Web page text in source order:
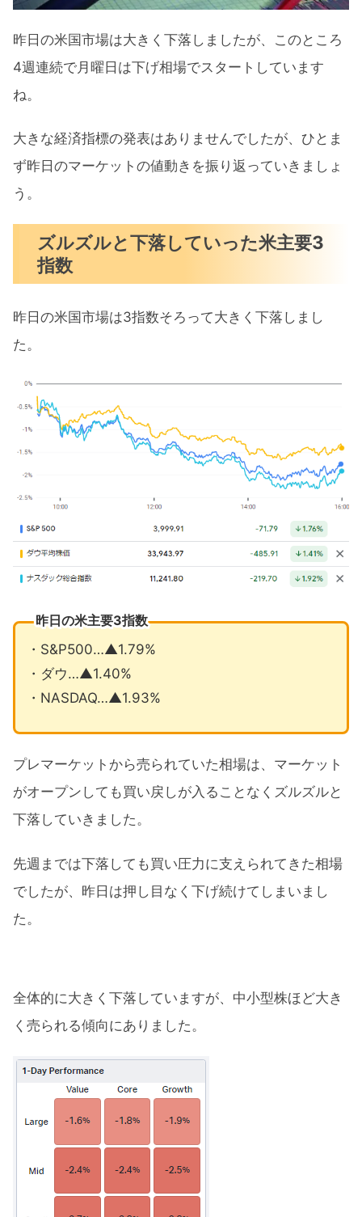
OPECプラス原油生産枠維持
今月の注目イベントについて
昨日の米国市場は大きく下落しましたが、このところ
4週連続で月曜日は下げ相場でスタートしています
ね。
大きな経済指標の発表はありませんでしたが、ひとま
ず昨日のマーケットの値動きを振り返っていきましょ
う。
ズルズルと下落していった米主要3
指数
昨日の米国市場は3指数そろって大きく下落しまし
た。
昨日の米主要3指数
・S&P500…▲1.79%
・ダウ…▲1.40%
・NASDAQ…▲1.93%
プレマーケットから売られていた相場は、マーケット
がオープンしても買い戻しが入ることなくズルズルと
下落していきました。
先週までは下落しても買い圧力に支えられてきた相場
でしたが、昨日は押し目なく下げ続けてしまいまし
た。
全体的に大きく下落していますが、中小型株ほど大き
く売られる傾向にありました。